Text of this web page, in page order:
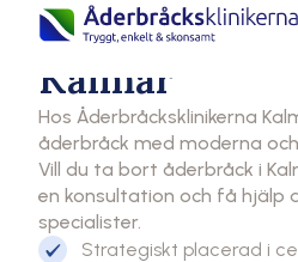
Klinik
Åderbråcksklinikerna
Kalmar
Hos Åderbråcksklinikerna
åderbråck med moderna
Vill du ta bort åderbråck i
en konsultation och få hjälp
specialister.
Strategiskt placerad i